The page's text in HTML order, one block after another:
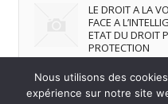
LE DROIT A LA
FACE A
ETAT DU DROIT
PROTECTION
Nous utilisons des
expérience sur notre site